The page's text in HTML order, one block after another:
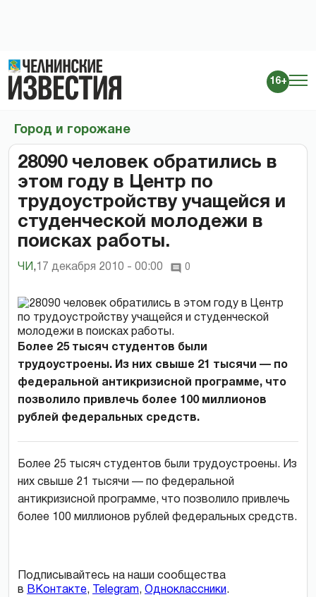
16+
Город и горожане
28090 человек обратились в
этом году в Центр по
трудоустройству учащейся и
студенческой молодежи в
поисках работы.
ЧИ , 17 декабря 2010 - 00:00 0
Более 25 тысяч студентов были
трудоустроены. Из них свыше 21 тысячи — по
федеральной антикризисной программе, что
позволило привлечь более 100 миллионов
рублей федеральных средств.
Более 25 тысяч студентов были трудоустроены. Из
них свыше 21 тысячи — по федеральной
антикризисной программе, что позволило привлечь
более 100 миллионов рублей федеральных средств.
Подписывайтесь на наши сообщества
в ВКонтакте, Telegram, Одноклассники.